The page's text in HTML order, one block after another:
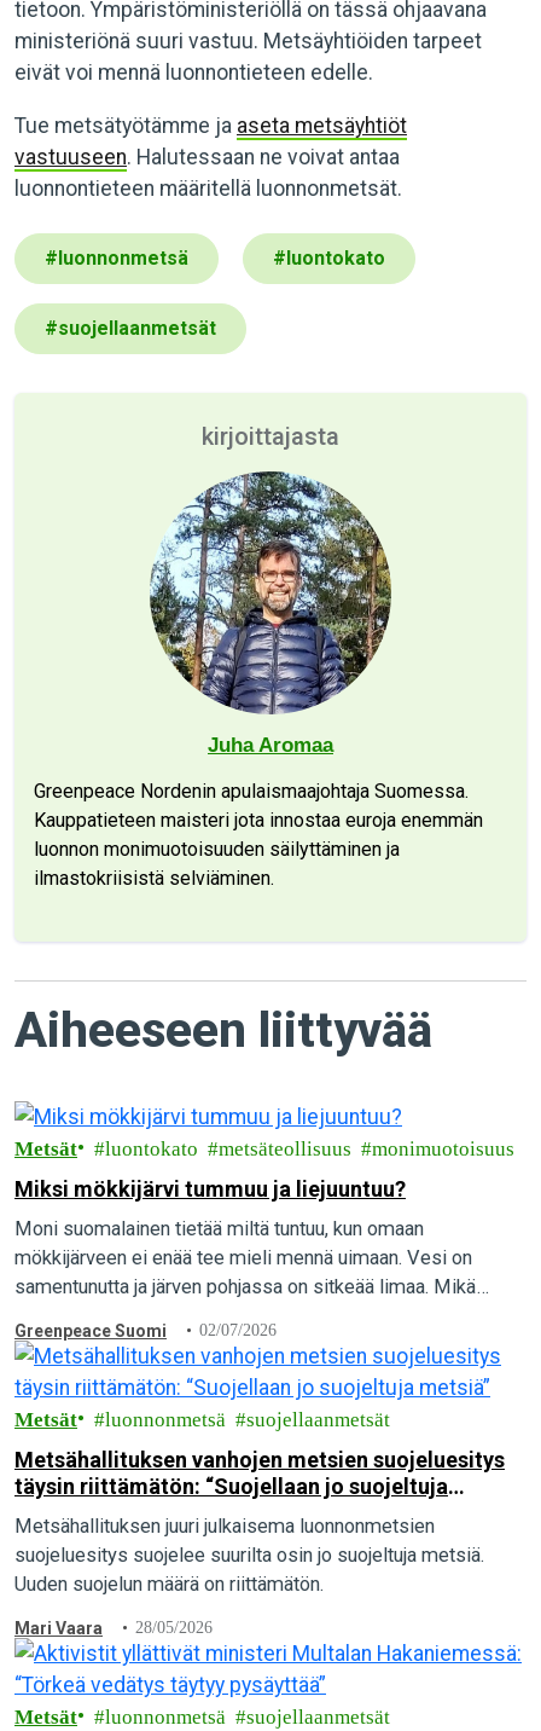
tietoon. Ympäristöministeriöllä on tässä ohjaavana
ministeriönä suuri vastuu. Metsäyhtiöiden tarpeet
eivät voi mennä luonnontieteen edelle.
Tue metsätyötämme ja aseta metsäyhtiöt
vastuuseen. Halutessaan ne voivat antaa
luonnontieteen määritellä luonnonmetsät.
#luonnonmetsä #luontokato
#suojellaanmetsät
kirjoittajasta
Juha Aromaa
Greenpeace Nordenin apulaismaajohtaja Suomessa.
Kauppatieteen maisteri jota innostaa euroja enemmän
luonnon monimuotoisuuden säilyttäminen ja
ilmastokriisistä selviäminen.
Aiheeseen liittyvää
Metsät luontokato metsäteollisuus monimuotoisuus
Miksi mökkijärvi tummuu ja liejuuntuu?
Moni suomalainen tietää miltä tuntuu, kun omaan
mökkijärveen ei enää tee mieli mennä uimaan. Vesi on
samentunutta ja järven pohjassa on sitkeää limaa. Mikä
Greenpeace Suomi 02/07/2026
Metsät luonnonmetsä suojellaanmetsät
Metsähallituksen vanhojen metsien suojeluesitys
täysin riittämätön: “Suojellaan jo suojeltuja
metsiä”
Metsähallituksen juuri julkaisema luonnonmetsien
suojeluesitys suojelee suurilta osin jo suojeltuja metsiä.
Uuden suojelun määrä on riittämätön.
Mari Vaara 28/05/2026
Metsät luonnonmetsä
suojellaanmetsät